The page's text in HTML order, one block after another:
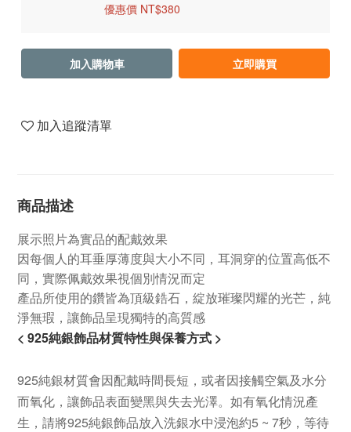
優惠價 NT$380
加入購物車 立即購買
加入追蹤清單
商品描述
展示照片為實品的配戴效果
因每個人的耳垂厚薄度與大小不同，耳洞穿的位置高低不
同，實際佩戴效果視個別情況而定
產品所使用的鑽皆為頂級鋯石，綻放璀璨閃耀的光芒，純
淨無瑕，讓飾品呈現獨特的高質感
< 925純銀飾品材質特性與保養方式 >
925純銀材質會因配戴時間長短，或者因接觸空氣及水分
而氧化，讓飾品表面變黑與失去光澤。如有氧化情況產
生，請將925純銀飾品放入洗銀水中浸泡約5 ~ 7秒，等待